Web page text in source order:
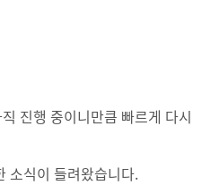
진행 중이니만큼 빠르게 다시
소식이 들려왔습니다.